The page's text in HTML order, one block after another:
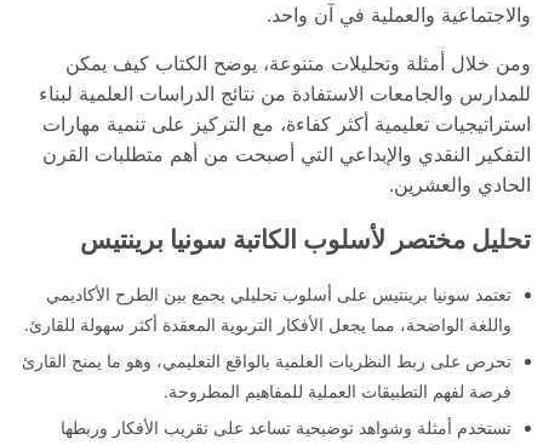
والاجتماعية والعملية في آن واحد.
ومن خلال أمثلة وتحليلات متنوعة، يوضح الكتاب كيف يمكن
للمدارس والجامعات الاستفادة من نتائج الدراسات العلمية لبناء
استراتيجيات تعليمية أكثر كفاءة، مع التركيز على تنمية مهارات
التفكير النقدي والإبداعي التي أصبحت من أهم متطلبات القرن
الحادي والعشرين.
تحليل مختصر لأسلوب الكاتبة سونيا برينتيس
تعتمد سونيا برينتيس على أسلوب تحليلي يجمع بين الطرح الأكاديمي
واللغة الواضحة، مما يجعل الأفكار التربوية المعقدة أكثر سهولة للقارئ.
تحرص على ربط النظريات العلمية بالواقع التعليمي، وهو ما يمنح القارئ
فرصة لفهم التطبيقات العملية للمفاهيم المطروحة.
تستخدم أمثلة وشواهد توضيحية تساعد على تقريب الأفكار وربطها